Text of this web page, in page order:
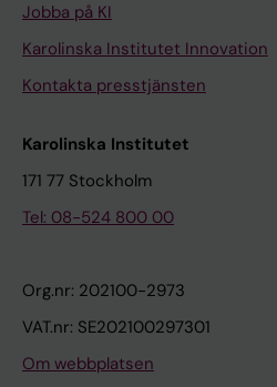
Jobba på KI
Karolinska Institutet Innovation
Kontakta presstjänsten
Karolinska Institutet
171 77 Stockholm
Tel: 08-524 800 00
Org.nr: 202100-2973
VAT.nr: SE202100297301
Om webbplatsen